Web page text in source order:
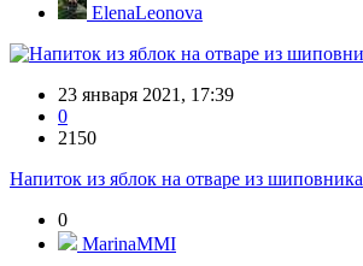
ElenaLeonova
23 января 2021, 17:39
0
2150
Напиток из яблок на отваре из шиповника
0
MarinaMMI